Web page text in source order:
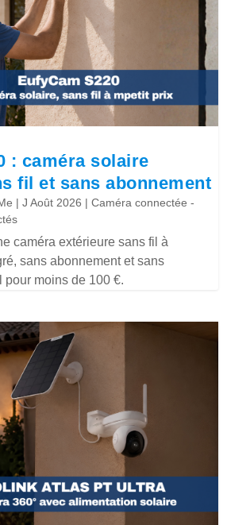
: caméra solaire
fil et sans abonnement
|J Août 2026 |Caméra connectée -
caméra extérieure sans fil à
sans abonnement et sans
moins de 100 €.